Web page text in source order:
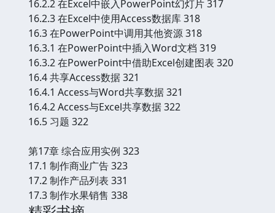
16.2.2 在Excel中嵌入PowerPoint幻灯片 317
16.2.3 在Excel中使用Access数据库 318
16.3 在PowerPoint中调用其他资源 318
16.3.1 在PowerPoint中插入Word文档 319
16.3.2 在PowerPoint中借助Excel创建图表 320
16.4 共享Access数据 321
16.4.1 Access与Word共享数据 321
16.4.2 Access与Excel共享数据 322
16.5 习题 322
第17章 综合应用实例 323
17.1 制作商业广告 323
17.2 制作产品列表 331
17.3 制作水果销售 338